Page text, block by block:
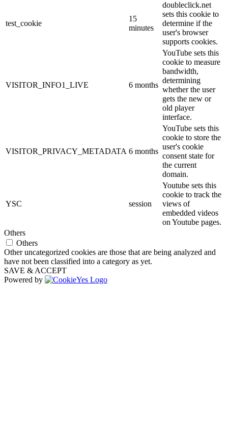
test_cookie
15
minutes
doubleclick.net
sets this cookie to
determine if the
user's browser
supports cookies.
VISITOR_INFO1_LIVE 6 months
YouTube sets this
cookie to measure
bandwidth,
determining
whether the user
gets the new or
old player
interface.
VISITOR_PRIVACY_METADATA 6 months
YouTube sets this
cookie to store the
user's cookie
consent state for
the current
domain.
YSC session
Youtube sets this
cookie to track the
views of
embedded videos
on Youtube pages.
Others
Others
Other uncategorized cookies are those that are being analyzed and
have not been classified into a category as yet.
SAVE & ACCEPT
Powered by